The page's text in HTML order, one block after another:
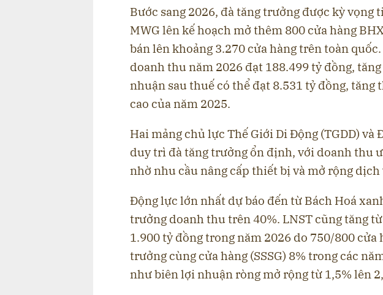
Bước sang 2026, đà tăng trưởng được kỳ vọng
MWG lên kế hoạch mở thêm 800 cửa hàng
bán lên khoảng 3.270 cửa hàng trên toàn
doanh thu năm 2026 đạt 188.499 tỷ đồng,
nhuận sau thuế có thể đạt 8.531 tỷ đồng, tăng
cao của năm 2025.
Hai mảng chủ lực Thế Giới Di Động (TGDD) và
duy trì đà tăng trưởng ổn định, với doanh thu
nhờ nhu cầu nâng cấp thiết bị và mở rộng dịch
Động lực lớn nhất dự báo đến từ Bách Hoá
trưởng doanh thu trên 40%. LNST cũng tăng
1.900 tỷ đồng trong năm 2026 do 750/800 cửa
trưởng cùng cửa hàng (SSSG) 8% trong các
như biên lợi nhuận ròng mở rộng từ 1,5% lên